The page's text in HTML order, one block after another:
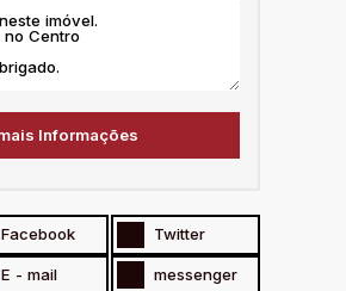
Facebook Twitter
E - mail messenger